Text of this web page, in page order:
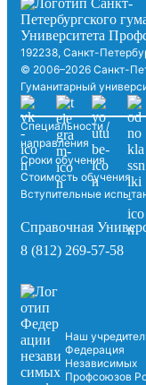
192238, Санкт-
© 2006–2026 Санкт-
Гуманитарный
Специальности /
направления
Сроки обучения
Стоимость обучения
Вступительные
Справочная
8 (812) 269-57-58
Наш
Федерация
Независимых
Профсоюзов